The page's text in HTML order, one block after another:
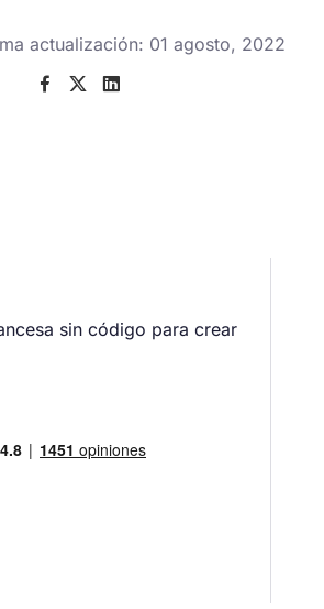
  
actualización: 01 agosto, 2022
sin código para crear